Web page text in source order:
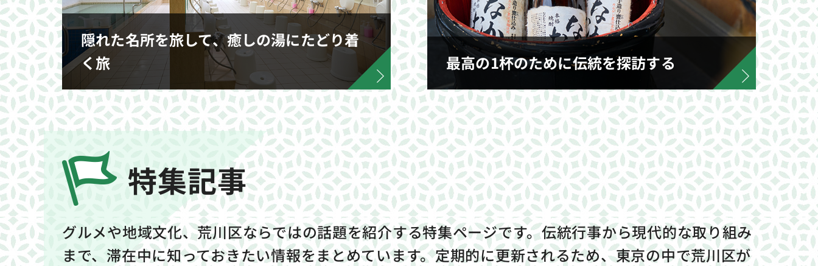
隠れた名所を旅して、癒しの湯にたどり着
く旅
最高の1杯のために伝統を探訪する
特集記事
グルメや地域文化、荒川区ならではの話題を紹介する特集ページです。伝統行事から現代的な取り組み
まで、滞在中に知っておきたい情報をまとめています。定期的に更新されるため、東京の中で荒川区が